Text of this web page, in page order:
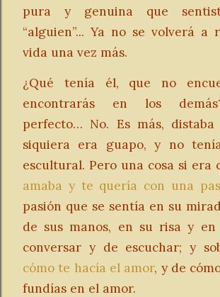
pura y genuina que
“alguien”... Ya no se volverá
vida una vez más.
¿Qué tenía él, que no
encontrarás en los
perfecto… No. Es más,
siquiera era guapo, y no
escultural.Pero una cosa si era
amaba y te quería con una
pasión que se sentía en su
de sus manos, en su risa y
conversar y de escuchar; y
cómo te hacía el amor, y de
fundías en el amor.